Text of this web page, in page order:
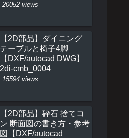
20052 views
【2D部品】ダイニング
テーブルと椅子4脚
【DXF/autocad DWG】
2di-cmb_0004
15594 views
【2D部品】砕石 捨てコ
ン 断面図の書き方・参考
図【DXF/autocad